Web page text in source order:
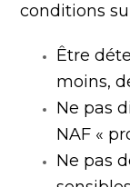
conditions
Être
moins,
Ne pas
NAF «
Ne pas